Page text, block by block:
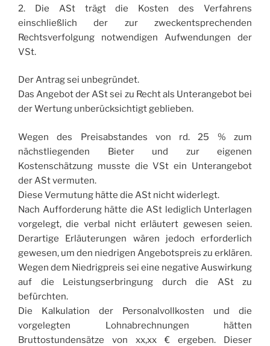
2. Die ASt trägt die Kosten des Verfahrens
einschließlich der zur zweckentsprechenden
Rechtsverfolgung notwendigen Aufwendungen der
VSt.
Der Antrag sei unbegründet.
Das Angebot der ASt sei zu Recht als Unterangebot bei
der Wertung unberücksichtigt geblieben.
Wegen des Preisabstandes von rd. 25 % zum
nächstliegenden Bieter und zur eigenen
Kostenschätzung musste die VSt ein Unterangebot
der ASt vermuten.
Diese Vermutung hätte die ASt nicht widerlegt.
Nach Aufforderung hätte die ASt lediglich Unterlagen
vorgelegt, die verbal nicht erläutert gewesen seien.
Derartige Erläuterungen wären jedoch erforderlich
gewesen, um den niedrigen Angebotspreis zu erklären.
Wegen dem Niedrigpreis sei eine negative Auswirkung
auf die Leistungserbringung durch die ASt zu
befürchten.
Die Kalkulation der Personalvollkosten und die
vorgelegten Lohnabrechnungen hätten
Bruttostundensätze von xx,xx € ergeben. Dieser